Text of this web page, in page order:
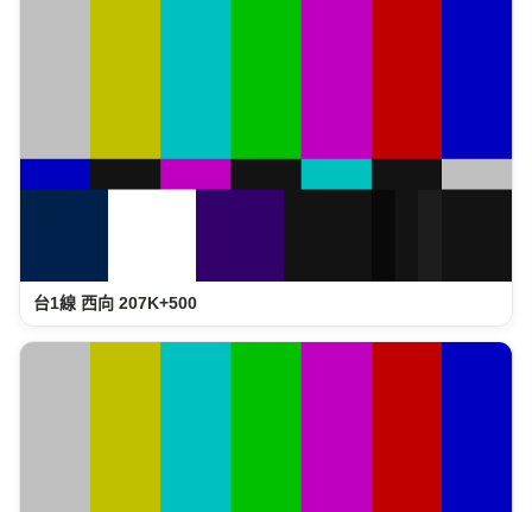
台1線 西向 207K+500